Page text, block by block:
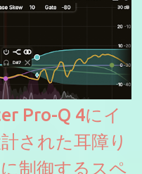
Pro-Q 4にイ
された耳障り
制御するスペ